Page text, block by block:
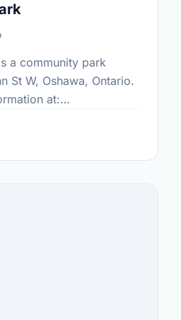
a community park
St W, Oshawa, Ontario.
at: